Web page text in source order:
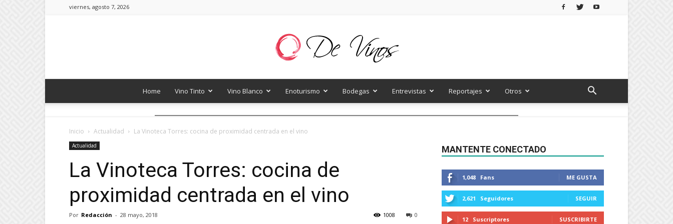
viernes, agosto 7, 2026
Home Vino Tinto Vino Blanco Enoturismo Bodegas Entrevistas Reportajes Otros
Inicio Actualidad La Vinoteca Torres: cocina de proximidad centrada en el vino
Actualidad
La Vinoteca Torres: cocina de
proximidad centrada en el vino
Por Redacción - 28 mayo, 2018 0
1008
MANTENTE CONECTADO
1,048 Fans ME GUSTA
2,621 Seguidores SEGUIR
12 Suscriptores SUSCRIBIRTE